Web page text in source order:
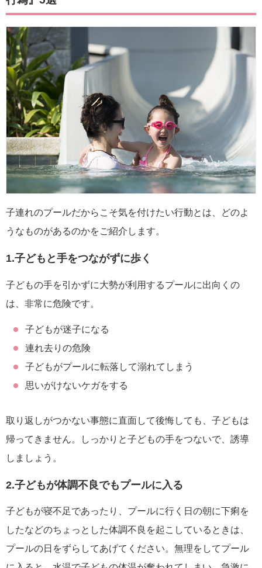
子連れのプールだからこそ気を付けたい行動とは、どのよ
うなものがあるのかをご紹介します。
1.子どもと手をつながずに歩く
子どもの手を引かずに大勢が利用するプールに出向くの
は、非常に危険です。
子どもが迷子になる
連れ去りの危険
子どもがプールに転落して溺れてしまう
思いがけないケガをする
取り返しがつかない事態に直面して後悔しても、子どもは
帰ってきません。しっかりと子どもの手をつないで、誘導
しましょう。
2.子どもが体調不良でもプールに入る
子どもが寝不足であったり、プールに行く日の朝に下痢を
したなどのちょっとした体調不良を起こしているときは、
プールの日をずらしてあげてください。無理をしてプール